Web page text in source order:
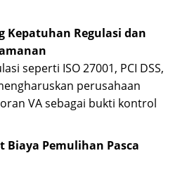
Kepatuhan Regulasi dan
seperti ISO 27001, PCI DSS,
perusahaan
VA sebagai bukti kontrol
Biaya Pemulihan Pasca